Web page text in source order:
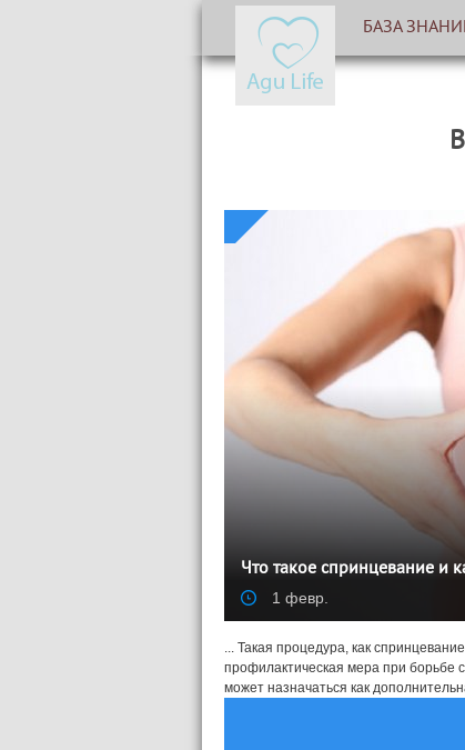
БАЗА
Что такое спринцевание и
1 февр.
... Такая процедура, как
профилактическая мера при борьбе
может назначаться как